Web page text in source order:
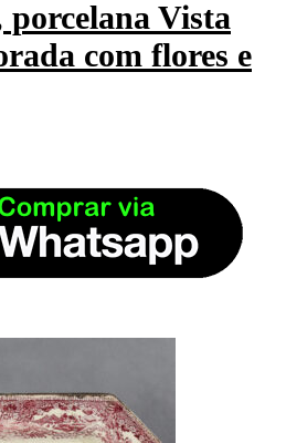
porcelana Vista
com flores e